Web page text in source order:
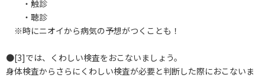
・触診
・聴診
※時にニオイから病気の予想がつくことも！
●[3]では、くわしい検査をおこないましょう。
身体検査からさらにくわしい検査が必要と判断した際におこないま